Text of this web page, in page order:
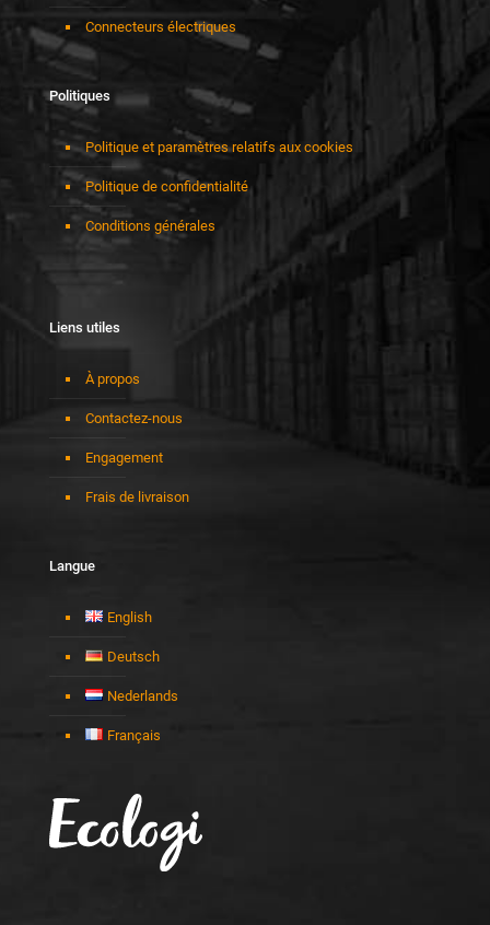
Connecteurs électriques
Politiques
Politique et paramètres relatifs aux cookies
Politique de confidentialité
Conditions générales
Liens utiles
À propos
Contactez-nous
Engagement
Frais de livraison
Langue
English
Deutsch
Nederlands
Français